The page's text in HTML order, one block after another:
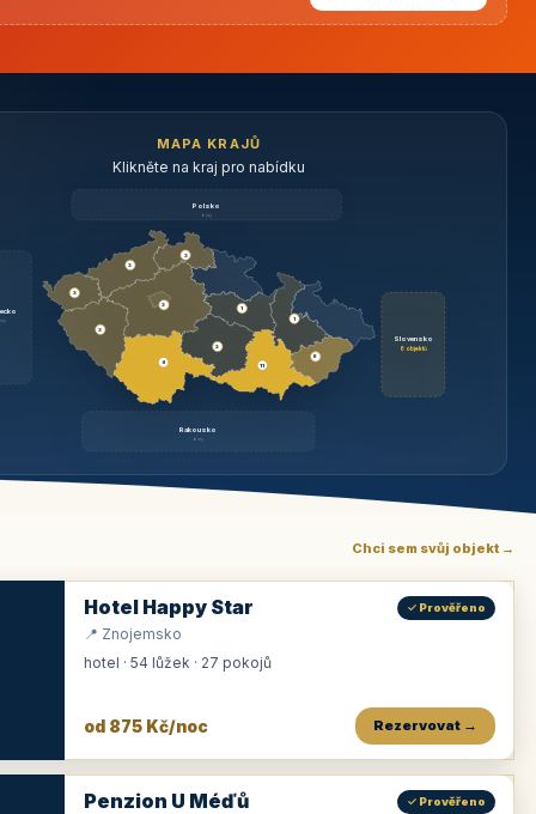
MAPA KRAJŮ
Klikněte na kraj pro nabídku
Polsko
brzy
Slovensko
6 objektů
Rakousko
brzy
3
9
3
3
3
3
1
2
11
1
6
Chci sem svůj objekt →
Hotel Happy Star ✓ Prověřeno
📍 Znojemsko
hotel · 54 lůžek · 27 pokojů
od 875 Kč/noc Rezervovat →
Penzion U Méďů ✓ Prověřeno